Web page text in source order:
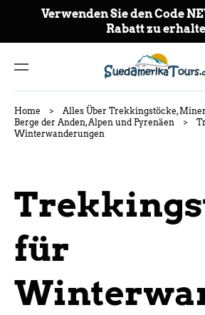
NT
DO
Verwenden Sie den Code
Rabatt zu
Home >
Alles Über Trekkingstöcke,
Berge der Anden, Alpen und Pyrenäen
>
Winterwanderungen
für